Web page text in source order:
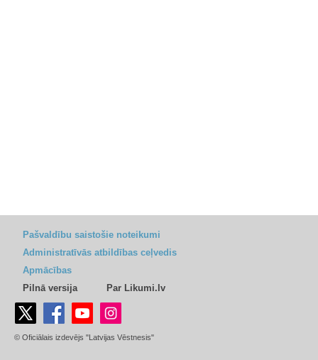
Pašvaldību saistošie noteikumi
Administratīvās atbildības ceļvedis
Apmācības
Pilnā versija
Par Likumi.lv
© Oficiālais izdevējs "Latvijas Vēstnesis"